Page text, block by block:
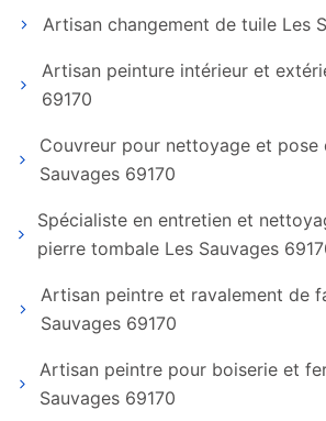
Artisan changement de tuile Les
Artisan peinture intérieur et
69170
Couvreur pour nettoyage et pose
Sauvages 69170
Spécialiste en entretien et
pierre tombale Les Sauvages
Artisan peintre et ravalement de
Sauvages 69170
Artisan peintre pour boiserie et
Sauvages 69170